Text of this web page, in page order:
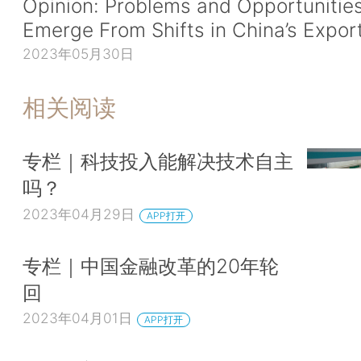
Opinion: Problems and
Emerge From Shifts in China’s
2023年05月30日
相关阅读
专栏｜科技投入能解决技术自主
吗？
2023年04月29日 APP打开
专栏｜中国金融改革的20年轮
回
2023年04月01日 APP打开